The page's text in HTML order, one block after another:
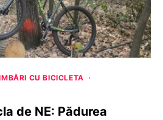
CU BICICLETA
de NE: Pădurea